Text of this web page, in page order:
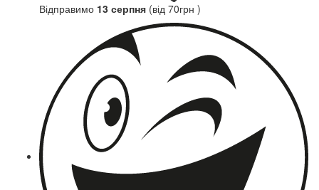
Відправимо 13 серпня (від 70грн )